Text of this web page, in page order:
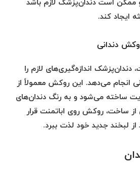
است دندان‌پزشک لازم باشد
ایجاد کند.
دندان‌پزشک اندازه‌گیری‌های لازم را
انجام می‌دهد. این روکش معمولاً از
ساخته می‌شود و به رنگ دندان‌های
ساخت، روکش روی اباتمنت قرار
از لبخند جدید خود لذت ببرد.